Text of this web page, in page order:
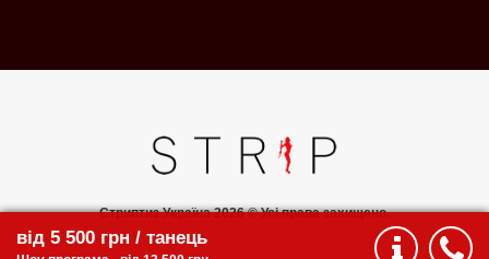
від 5 500 грн / танець
Стриптиз Україна 2026 © Усі права захищено.